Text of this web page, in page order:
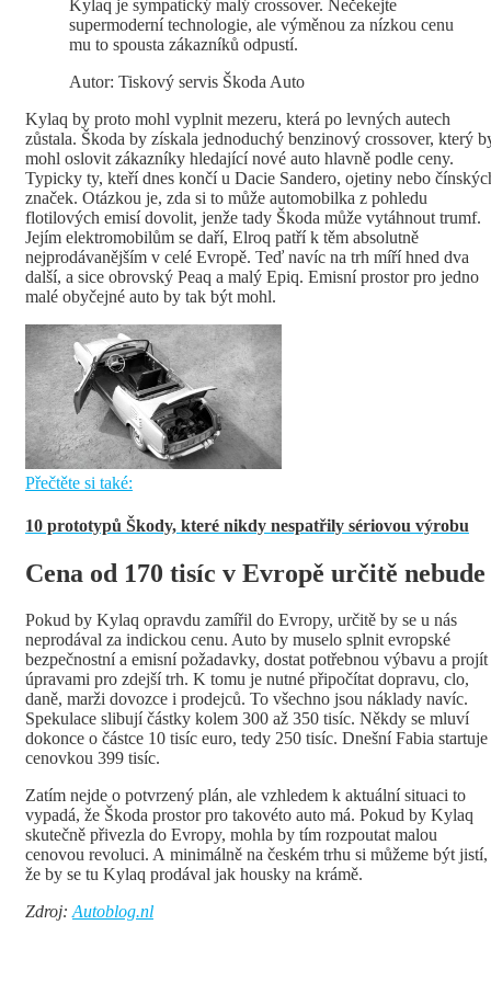
Kylaq je sympatický malý crossover. Nečekejte
supermoderní technologie, ale výměnou za nízkou cenu
mu to spousta zákazníků odpustí.
Autor: Tiskový servis Škoda Auto
Kylaq by proto mohl vyplnit mezeru, která po levných autech
zůstala. Škoda by získala jednoduchý benzinový crossover, který
mohl oslovit zákazníky hledající nové auto hlavně podle ceny.
Typicky ty, kteří dnes končí u Dacie Sandero, ojetiny nebo
značek. Otázkou je, zda si to může automobilka z pohledu
flotilových emisí dovolit, jenže tady Škoda může vytáhnout trumf.
Jejím elektromobilům se daří, Elroq patří k těm absolutně
nejprodávanějším v celé Evropě. Teď navíc na trh míří hned dva
další, a sice obrovský Peaq a malý Epiq. Emisní prostor pro jedno
malé obyčejné auto by tak být mohl.
Přečtěte si také:
10 prototypů Škody, které nikdy nespatřily sériovou výrobu
Cena od 170 tisíc v Evropě určitě nebude
Pokud by Kylaq opravdu zamířil do Evropy, určitě by se u nás
neprodával za indickou cenu. Auto by muselo splnit evropské
bezpečnostní a emisní požadavky, dostat potřebnou výbavu a projít
úpravami pro zdejší trh. K tomu je nutné připočítat dopravu, clo,
daně, marži dovozce i prodejců. To všechno jsou náklady navíc.
Spekulace slibují částky kolem 300 až 350 tisíc. Někdy se mluví
dokonce o částce 10 tisíc euro, tedy 250 tisíc. Dnešní Fabia startuje
cenovkou 399 tisíc.
Zatím nejde o potvrzený plán, ale vzhledem k aktuální situaci to
vypadá, že Škoda prostor pro takovéto auto má. Pokud by Kylaq
skutečně přivezla do Evropy, mohla by tím rozpoutat malou
cenovou revoluci. A minimálně na českém trhu si můžeme být jistí,
že by se tu Kylaq prodával jak housky na krámě.
Zdroj: Autoblog.nl